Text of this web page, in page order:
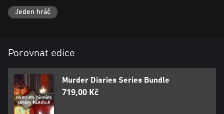
Jeden hráč
Porovnat edice
Murder Diaries Series Bundle
719,00 Kč